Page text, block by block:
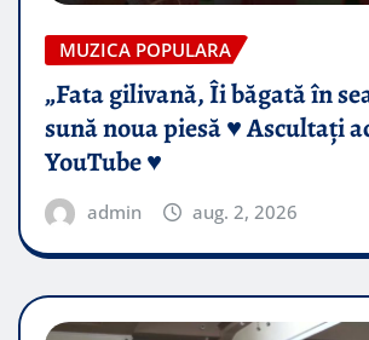
MUZICA POPULARA
„Fata gilivană, Îi băgată în
sună noua piesă ♥️ Ascultați
YouTube ♥️
admin aug. 2, 2026